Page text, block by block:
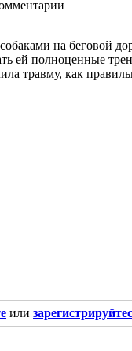
на беговой
ей полноценные
травму, как
или